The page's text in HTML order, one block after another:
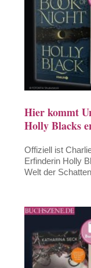
Hier kommt
Holly Blacks
Offiziell ist
Erfinderin Holly
Welt der